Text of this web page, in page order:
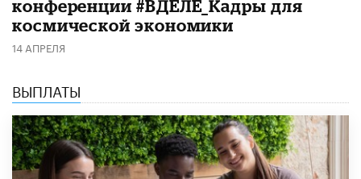
конференции #ВДЕЛЕ_Кадры для
космической экономики
14 АПРЕЛЯ
ВЫПЛАТЫ